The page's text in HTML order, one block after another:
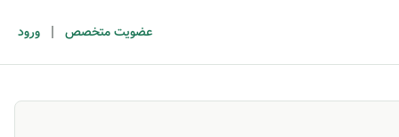
عضویت متخصص | ورود